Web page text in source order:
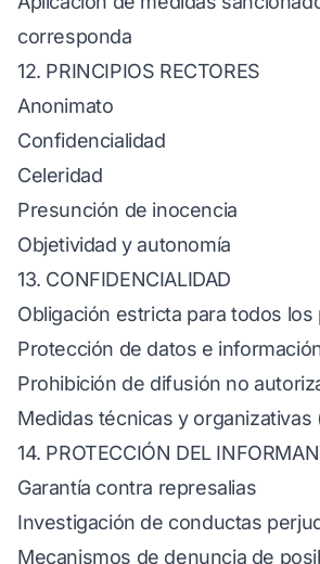
corresponda
12. PRINCIPIOS RECTORES
Anonimato
Confidencialidad
Celeridad
Presunción de inocencia
Objetividad y autonomía
13. CONFIDENCIALIDAD
Obligación estricta para todos los
Protección de datos e
Prohibición de difusión no
Medidas técnicas y organizativas
14. PROTECCIÓN DEL
Garantía contra represalias
Investigación de conductas
Mecanismos de denuncia de